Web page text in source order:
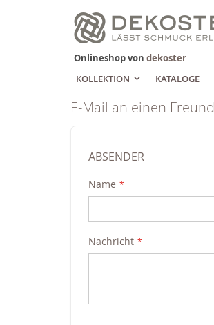
Zum
Inhalt
springen
Onlineshop von dekoster
KOLLEKTION
KATALOGE
E-Mail an einen Freund
ABSENDER
Name
Nachricht